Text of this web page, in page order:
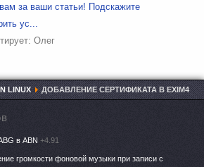
за ваши статьи! Подскажите
ус...
Олег
LINUX ДОБАВЛЕНИЕ СЕРТИФИКАТА В EXIM4
в ABN +4.91
громкости фоновой музыки при записи с